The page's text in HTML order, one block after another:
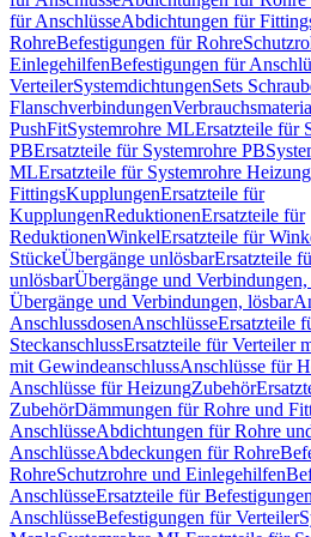
für AnschlüsseAbdichtungen für
RohreBefestigungen für Rohre
EinlegehilfenBefestigungen für
VerteilerSystemdichtungenSets
Flanschverbindungen
PushFitSystemrohre MLErsatzteile für
PBErsatzteile für Systemrohre PB
MLErsatzteile für Systemrohre
FittingsKupplungenErsatzteile für
KupplungenReduktionenErsatzteile für
ReduktionenWinkelErsatzteile für
StückeÜbergänge unlösbarErsatzteile
unlösbarÜbergänge und Verbindungen,
Übergänge und Verbindungen, lösbar
AnschlussdosenAnschlüsseErsatzteile
SteckanschlussErsatzteile für Verteiler
mit GewindeanschlussAnschlüsse für
Anschlüsse für HeizungZubehör
ZubehörDämmungen für Rohre und
AnschlüsseAbdichtungen für Rohre
AnschlüsseAbdeckungen für Rohre
RohreSchutzrohre und Einlegehilfen
AnschlüsseErsatzteile für
AnschlüsseBefestigungen für Verteiler